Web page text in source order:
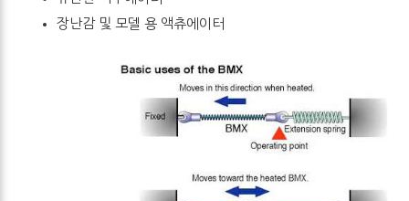
장난감 및 모델 용 액츄에이터